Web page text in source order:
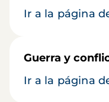
Ir a la página
Guerra y
Ir a la página